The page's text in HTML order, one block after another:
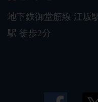
地下鉄御堂筋線 江坂
駅 徒歩2分